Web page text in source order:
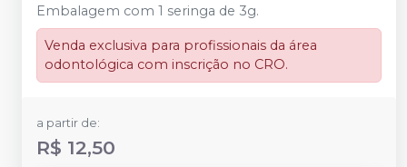
Embalagem com 1 seringa de 3g.
Venda exclusiva para profissionais da área
odontológica com inscrição no CRO.
a partir de:
R$ 12,50